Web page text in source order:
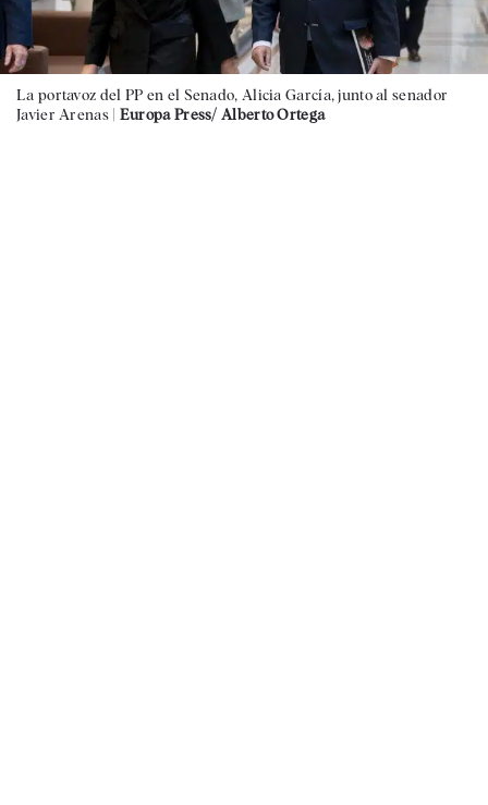
La portavoz del PP en el Senado, Alicia García, junto al senador
Javier Arenas | Europa Press/ Alberto Ortega